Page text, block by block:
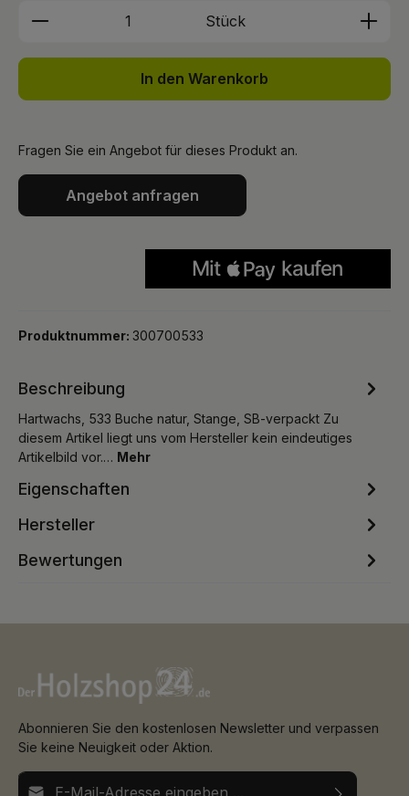
Produkt Anzahl: Gib den
Stück
In den Warenkorb
Fragen Sie ein Angebot für dieses Produkt an.
Angebot anfragen
Produktnummer: 300700533
Beschreibung
Hartwachs, 533 Buche natur, Stange, SB-verpackt Zu
diesem Artikel liegt uns vom Hersteller kein eindeutiges
Artikelbild vor.… Mehr
Eigenschaften
Hersteller
Bewertungen
Abonnieren Sie den kostenlosen Newsletter und verpassen
Sie keine Neuigkeit oder Aktion.
E-Mail-Adresse*